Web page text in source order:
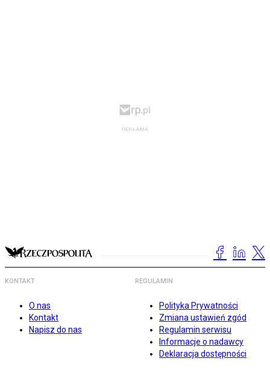
KONTAKT
O nas
Kontakt
Napisz do nas
REGULAMIN
Polityka Prywatności
Zmiana ustawień zgód
Regulamin serwisu
Informacje o nadawcy
Deklaracja dostępności